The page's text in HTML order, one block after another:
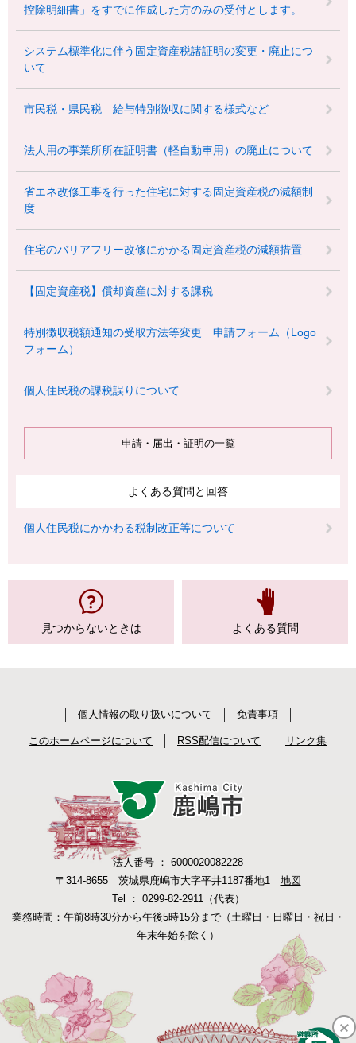
控除明細書」をすでに作成した方のみの受付とします。
システム標準化に伴う固定資産税諸証明の変更・廃止につ
いて
市民税・県民税 給与特別徴収に関する様式など
法人用の事業所所在証明書（軽自動車用）の廃止について
省エネ改修工事を行った住宅に対する固定資産税の減額制
度
住宅のバリアフリー改修にかかる固定資産税の減額措置
【固定資産税】償却資産に対する課税
特別徴収税額通知の受取方法等変更 申請フォーム（Logo
フォーム）
個人住民税の課税誤りについて
申請・届出・証明の一覧
よくある質問と回答
個人住民税にかかわる税制改正等について
見つからないときは よくある質問
個人情報の取り扱いについて 免責事項
このホームページについて RSS配信について リンク集
法人番号 ： 6000020082228
〒314-8655 茨城県鹿嶋市大字平井1187番地1 地図
Tel ： 0299-82-2911（代表）
業務時間：午前8時30分から午後5時15分まで（土曜日・日曜日・祝日・
年末年始を除く）